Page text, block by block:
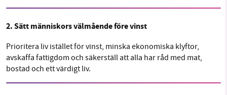
2. Sätt människors välmående före vinst
Prioritera liv istället för vinst, minska ekonomiska klyftor,
avskaffa fattigdom och säkerställ att alla har råd med mat,
bostad och ett värdigt liv.